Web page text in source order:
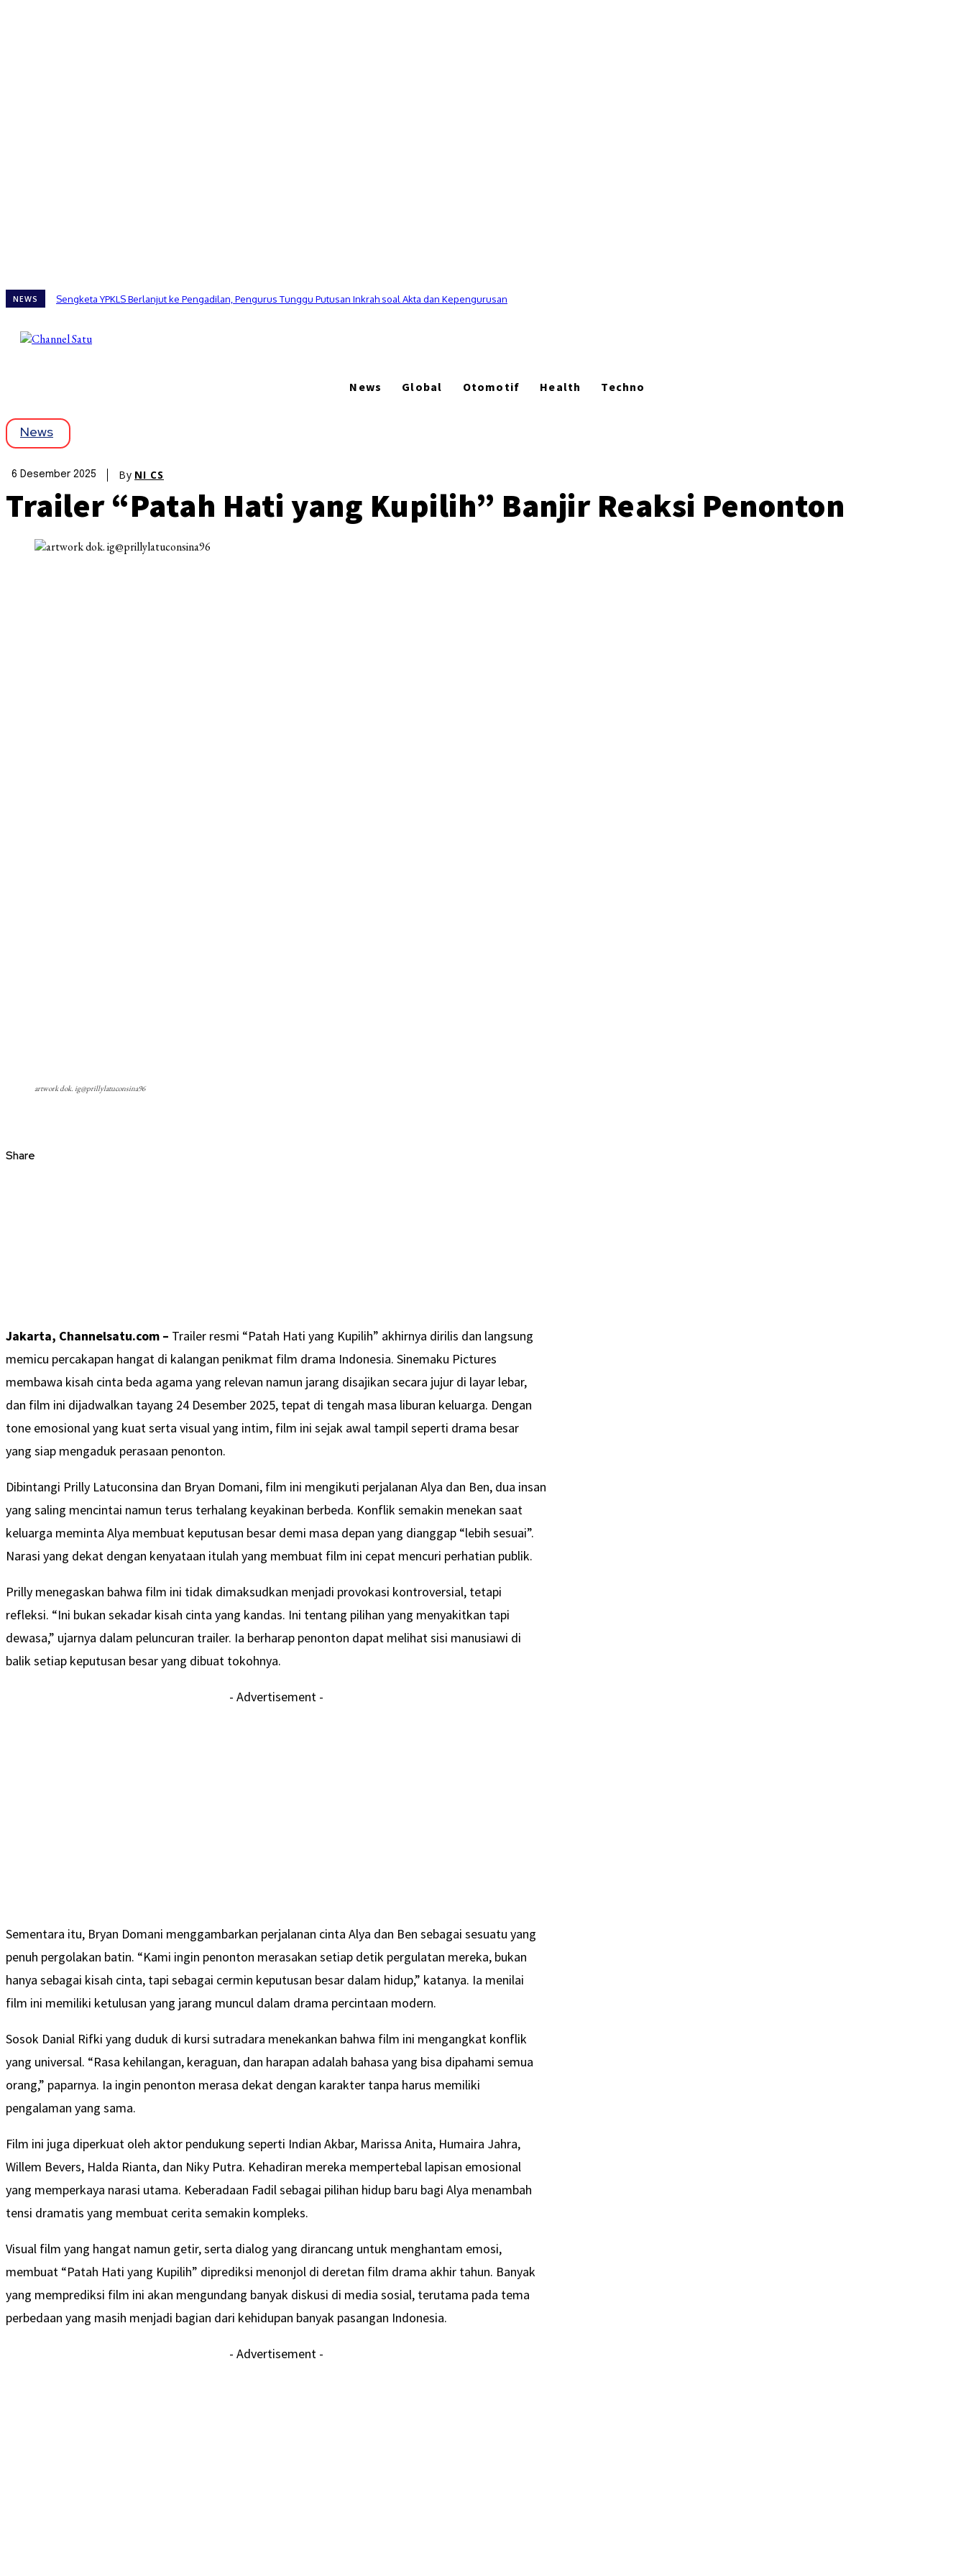
NEWS Sengketa YPKLS Berlanjut ke Pengadilan, Pengurus Tunggu Putusan Inkrah soal Akta dan Kepengurusan
News Global Otomotif Health Techno
News
6 Desember 2025 By NI CS
Trailer “Patah Hati yang Kupilih” Banjir Reaksi Penonton
artwork dok. ig@prillylatuconsina96
Share
Jakarta, Channelsatu.com – Trailer resmi “Patah Hati yang Kupilih” akhirnya dirilis dan langsung
memicu percakapan hangat di kalangan penikmat film drama Indonesia. Sinemaku Pictures
membawa kisah cinta beda agama yang relevan namun jarang disajikan secara jujur di layar lebar,
dan film ini dijadwalkan tayang 24 Desember 2025, tepat di tengah masa liburan keluarga. Dengan
tone emosional yang kuat serta visual yang intim, film ini sejak awal tampil seperti drama besar
yang siap mengaduk perasaan penonton.
Dibintangi Prilly Latuconsina dan Bryan Domani, film ini mengikuti perjalanan Alya dan Ben, dua insan
yang saling mencintai namun terus terhalang keyakinan berbeda. Konflik semakin menekan saat
keluarga meminta Alya membuat keputusan besar demi masa depan yang dianggap “lebih sesuai”.
Narasi yang dekat dengan kenyataan itulah yang membuat film ini cepat mencuri perhatian publik.
Prilly menegaskan bahwa film ini tidak dimaksudkan menjadi provokasi kontroversial, tetapi
refleksi. “Ini bukan sekadar kisah cinta yang kandas. Ini tentang pilihan yang menyakitkan tapi
dewasa,” ujarnya dalam peluncuran trailer. Ia berharap penonton dapat melihat sisi manusiawi di
balik setiap keputusan besar yang dibuat tokohnya.
- Advertisement -
Sementara itu, Bryan Domani menggambarkan perjalanan cinta Alya dan Ben sebagai sesuatu yang
penuh pergolakan batin. “Kami ingin penonton merasakan setiap detik pergulatan mereka, bukan
hanya sebagai kisah cinta, tapi sebagai cermin keputusan besar dalam hidup,” katanya. Ia menilai
film ini memiliki ketulusan yang jarang muncul dalam drama percintaan modern.
Sosok Danial Rifki yang duduk di kursi sutradara menekankan bahwa film ini mengangkat konflik
yang universal. “Rasa kehilangan, keraguan, dan harapan adalah bahasa yang bisa dipahami semua
orang,” paparnya. Ia ingin penonton merasa dekat dengan karakter tanpa harus memiliki
pengalaman yang sama.
Film ini juga diperkuat oleh aktor pendukung seperti Indian Akbar, Marissa Anita, Humaira Jahra,
Willem Bevers, Halda Rianta, dan Niky Putra. Kehadiran mereka mempertebal lapisan emosional
yang memperkaya narasi utama. Keberadaan Fadil sebagai pilihan hidup baru bagi Alya menambah
tensi dramatis yang membuat cerita semakin kompleks.
Visual film yang hangat namun getir, serta dialog yang dirancang untuk menghantam emosi,
membuat “Patah Hati yang Kupilih” diprediksi menonjol di deretan film drama akhir tahun. Banyak
yang memprediksi film ini akan mengundang banyak diskusi di media sosial, terutama pada tema
perbedaan yang masih menjadi bagian dari kehidupan banyak pasangan Indonesia.
- Advertisement -